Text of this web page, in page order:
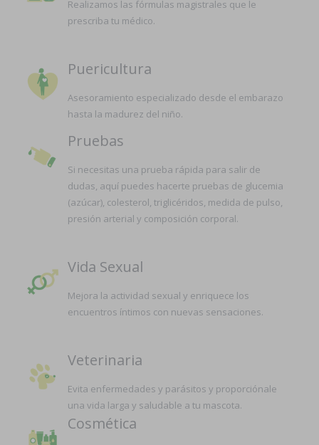
Realizamos las fórmulas magistrales que le
prescriba tu médico.
Puericultura
Asesoramiento especializado desde el embarazo
hasta la madurez del niño.
Pruebas
Si necesitas una prueba rápida para salir de
dudas, aquí puedes hacerte pruebas de glucemia
(azúcar), colesterol, triglicéridos, medida de pulso,
presión arterial y composición corporal.
Vida Sexual
Mejora la actividad sexual y enriquece los
encuentros íntimos con nuevas sensaciones.
Veterinaria
Evita enfermedades y parásitos y proporciónale
una vida larga y saludable a tu mascota.
Cosmética